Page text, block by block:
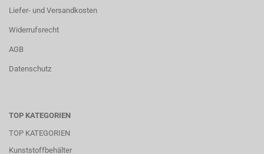
Liefer- und Versandkosten
Widerrufsrecht
AGB
Datenschutz
TOP KATEGORIEN
TOP KATEGORIEN
Kunststoffbehälter